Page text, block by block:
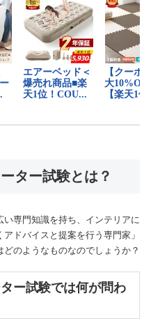
ター試験とは？
専門知識を持ち、インテリアに
ドバイスと提案を行う専門家」
のようなものなのでしょうか？
ー試験では何が問わ